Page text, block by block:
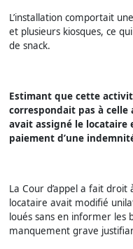
L’installation comportait
et plusieurs kiosques, ce
de snack.
Estimant que cette
correspondait pas à
avait assigné le
paiement d’une
La Cour d’appel a fait
locataire avait modifié
loués sans en informer les
manquement grave